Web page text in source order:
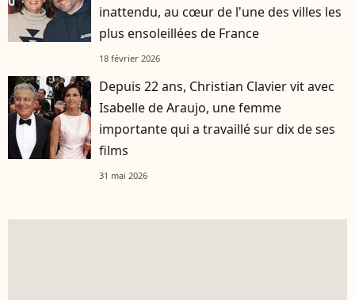
inattendu, au cœur de l'une des villes les
plus ensoleillées de France
18 février 2026
Depuis 22 ans, Christian Clavier vit avec
Isabelle de Araujo, une femme
importante qui a travaillé sur dix de ses
films
31 mai 2026